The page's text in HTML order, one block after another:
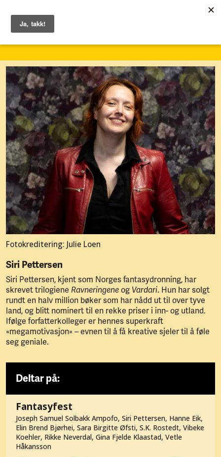
Fotokreditering: Julie Loen
Siri Pettersen
Siri Pettersen, kjent som Norges fantasydronning, har
skrevet trilogiene Ravneringene og Vardari. Hun har solgt
rundt en halv million bøker som har nådd ut til over tyve
land, og blitt nominert til en rekke priser i inn- og utland.
Ifølge forfatterkolleger er hennes superkraft
«megamotivasjon» – evnen til å få kreative sjeler til å føle
seg geniale.
Deltar på:
Fantasyfest
Joseph Samuel Solbakk Ampofo, Siri Pettersen, Hanne Eik,
Elin Brend Bjørhei, Sara Birgitte Øfsti, S.K. Rostedt, Vibeke
Koehler, Rikke Neverdal, Gina Fjelde Klaastad, Vetle
Håkansson